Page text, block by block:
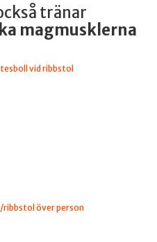
tränar
magmusklerna
vid ribbstol
ribbstol över person